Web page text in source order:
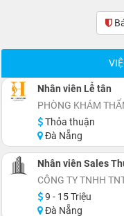
Nhân viên Lễ tân
PHÒNG KHÁM
Thỏa thuận
Đà Nẵng
Nhân viên Sales
CÔNG TY TNHH
9 - 15 Triệu
Đà Nẵng